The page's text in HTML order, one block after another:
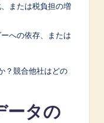
または税負担の増
への依存、または
？競合他社はどの
ータの